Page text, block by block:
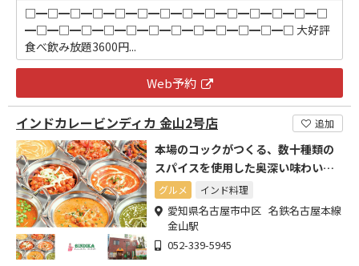
□━□━□━□━□━□━□━□━□━□━□━□━□━□
━□━□━□━□━□━□━□━□━□━□━□━□ 大好評
食べ飲み放題3600円...
Web予約
インドカレービンディカ 金山2号店 追加
本場のコックがつくる、数十種類の
スパイスを使用した奥深い味わいの
カレー
グルメ インド料理
愛知県名古屋市中区 名鉄名古屋本線
金山駅
052-339-5945